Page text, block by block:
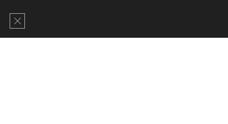
Close GDPR Cookie Banner